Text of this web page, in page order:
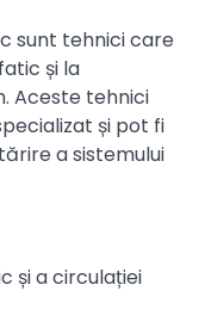
sunt tehnici care
și la
Aceste tehnici
și pot fi
a sistemului
și a circulației